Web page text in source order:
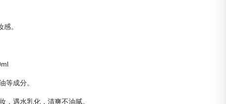
。
等成分。
，遇水乳化，清爽不油腻。